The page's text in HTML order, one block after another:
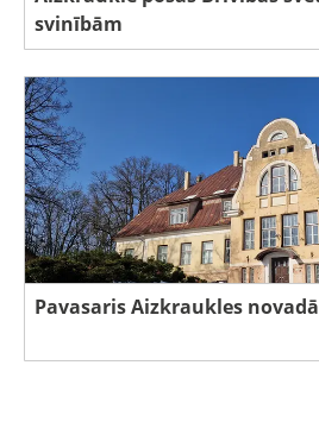
svinībām
Pavasaris Aizkraukles novadā